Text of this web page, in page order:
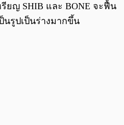
ยญ SHIB และ BONE จะฟื้น
นรูปเป็นร่างมากขึ้น